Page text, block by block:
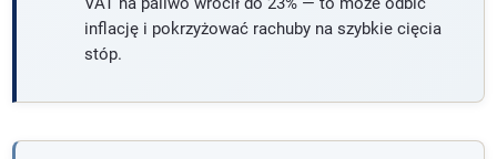
inflację i pokrzyżować rachuby na szybkie cięcia
stóp.